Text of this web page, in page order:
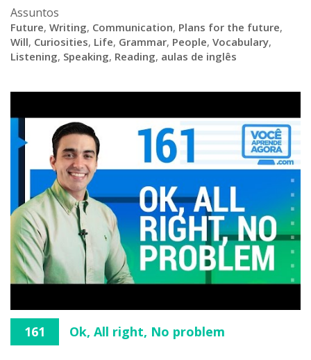
Assuntos
Future, Writing, Communication, Plans for the future,
Will, Curiosities, Life, Grammar, People, Vocabulary,
Listening, Speaking, Reading, aulas de inglês
161 Ok, All right, No problem